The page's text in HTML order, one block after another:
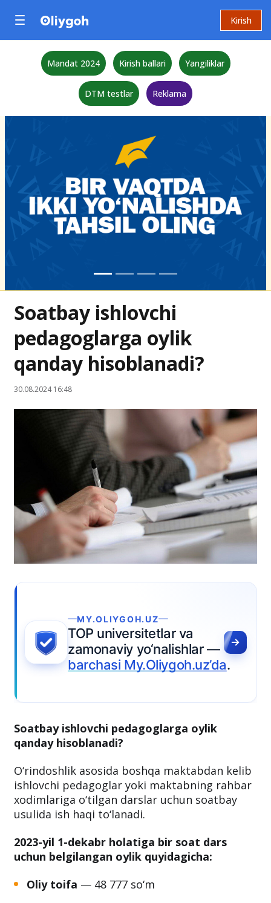
Kirish
Mandat 2024 Kirish ballari Yangiliklar
DTM testlar Reklama
Soatbay ishlovchi
pedagoglarga oylik
qanday hisoblanadi?
30.08.2024 16:48
va
yo‘nalishlar —
My.Oliygoh.uz’da.
Soatbay ishlovchi pedagoglarga oylik
qanday hisoblanadi?
O‘rindoshlik asosida boshqa maktabdan kelib
xodimlariga o‘tilgan darslar uchun soatbay
usulida ish haqi to‘lanadi.
2023-yil 1-dekabr holatiga bir soat dars